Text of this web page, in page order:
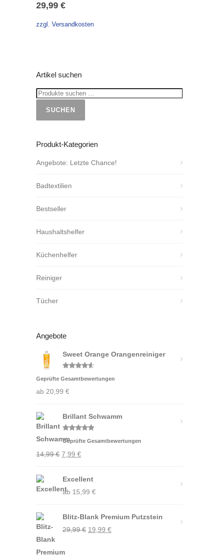
29,99 €
zzgl. Versandkosten
Artikel suchen
SUCHEN
Produkt-Kategorien
Angebote: Letzte Chance!
Badtextilien
Bestseller
Haushaltshelfer
Küchenhelfer
Reiniger
Tücher
Angebote
Sweet Orange Orangenreiniger
Bewertet
mit4.50
Geprüfte Gesamtbewertungen
ab 20,99 €
Brillant Schwamm
Bewertet
mit5.00
von 5
Geprüfte Gesamtbewertungen
14,99€ Ursprünglicher
war:
14,99 €
7,99 €Aktueller
ist:
7,99 €.
Excellent
ab 15,99 €
Blitz-Blank Premium Putzstein
29,99€ Ursprünglicher
19,99 €Aktueller